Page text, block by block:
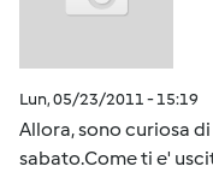
Lun, 05/23/2011 - 15:19
Allora, sono curiosa
sabato.Come ti e'